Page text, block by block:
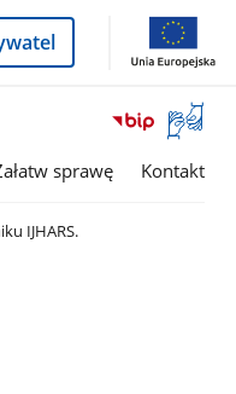
Otwórz
okno
z
sprawę Kontakt
IJHARS.